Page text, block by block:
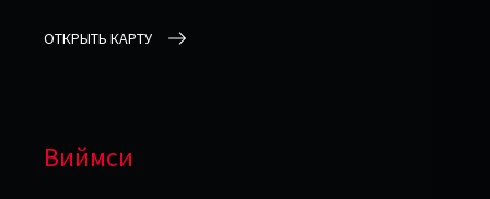
ОТКРЫТЬ КАРТУ
Виймси